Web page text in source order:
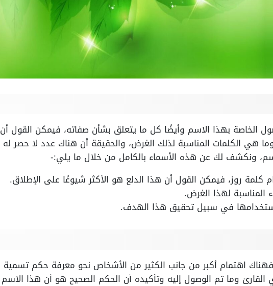
الخاصة بهذا الاسم وأيضًا كل ما يتعلق بشأن صفاته، فيمكن القول أن
هي الكلمات المناسبة لذلك الغرض، والحقيقة أن هناك عدد لا حصر له
ونكشف لك عن هذه الأسماء بالكامل من خلال ما يلي:-
روز، فيمكن القول أن هذا الدلع هو الأكثر شيوعًا على الإطلاق.
المناسبة لهذا الغرض.
في سبيل تحقيق هذا الهدف.
اهتمام أكبر من جانب الكثير من الأشخاص نحو معرفة حكم تسمية
القارئ وما تم الوصول إليه وتأكيده أن الحكم الصحيح هو أن هذا الاسم